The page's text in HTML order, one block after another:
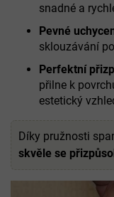
snadné a
Pevné
sklouzávání
Perfektní
přilne k
estetický
Díky pružnosti
skvěle se